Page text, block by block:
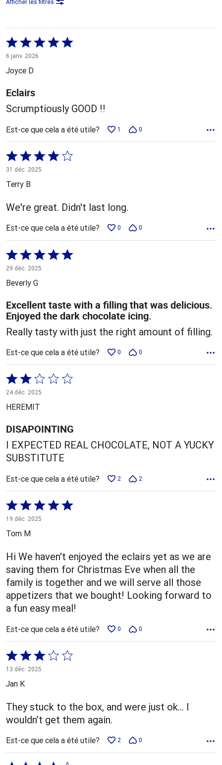
Afficher les filtres
Coté
5 sur
5
6 janv. 2026
Joyce D
Eclairs
Scrumptiously GOOD !!
Est-ce que cela a été utile? 1 0
Coté
4 sur
5
31 déc. 2025
Terry B
We're great. Didn't last long.
Est-ce que cela a été utile? 0 0
Coté
5 sur
5
29 déc. 2025
Beverly G
Excellent taste with a filling that was delicious.
Enjoyed the dark chocolate icing.
Really tasty with just the right amount of filling.
Est-ce que cela a été utile? 0 0
Coté
2 sur
5
24 déc. 2025
HEREMIT
DISAPOINTING
I EXPECTED REAL CHOCOLATE, NOT A YUCKY
SUBSTITUTE
Est-ce que cela a été utile? 2 2
Coté
5 sur
5
19 déc. 2025
Tom M
Hi We haven't enjoyed the eclairs yet as we are
saving them for Christmas Eve when all the
family is together and we will serve all those
appetizers that we bought! Looking forward to
a fun easy meal!
Est-ce que cela a été utile? 0 0
Coté
3 sur
5
13 déc. 2025
Jan K
They stuck to the box, and were just ok… I
wouldn’t get them again.
Est-ce que cela a été utile? 2 0